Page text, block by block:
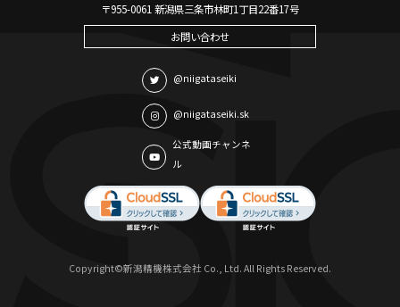
〒955-0061 新潟県三条市林町1丁目22番17号
お問い合わせ
@niigataseiki
@niigataseiki.sk
公式動画チャンネ
ル
Copyright©新潟精機株式会社 Co., Ltd. All Rights Reserved.